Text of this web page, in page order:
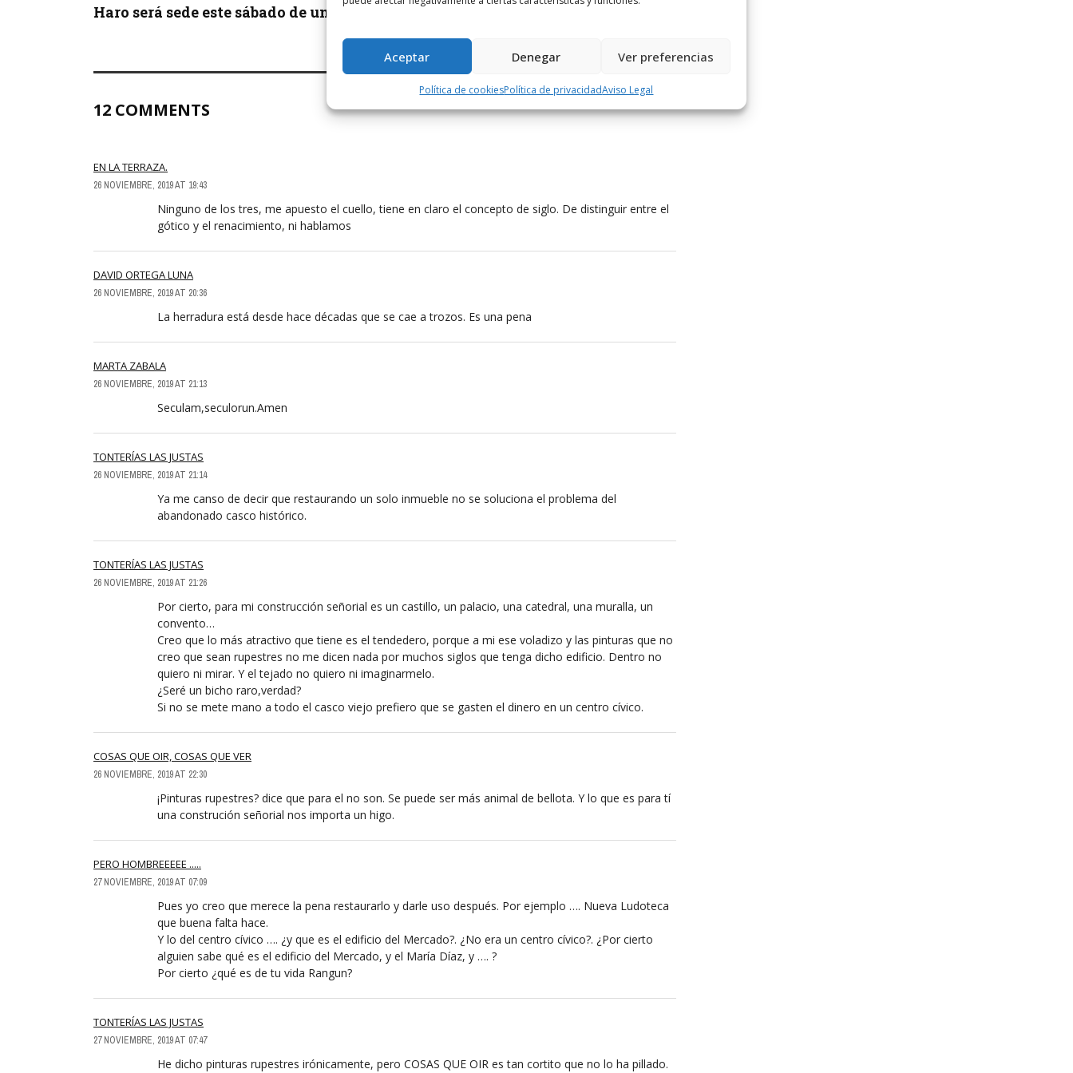
Aceptar Denegar Ver preferencias
Política de cookiesPolítica de privacidadAviso Legal
Haro será sede este sábado de un ... El IES Camino de Santiago de Santo ...
12 COMMENTS
EN LA TERRAZA.
26 NOVIEMBRE, 2019 AT 19:43
Ninguno de los tres, me apuesto el cuello, tiene en claro el concepto de siglo. De distinguir entre el
gótico y el renacimiento, ni hablamos
DAVID ORTEGA LUNA
26 NOVIEMBRE, 2019 AT 20:36
La herradura está desde hace décadas que se cae a trozos. Es una pena
MARTA ZABALA
26 NOVIEMBRE, 2019 AT 21:13
Seculam,seculorun.Amen
TONTERÍAS LAS JUSTAS
26 NOVIEMBRE, 2019 AT 21:14
Ya me canso de decir que restaurando un solo inmueble no se soluciona el problema del
abandonado casco histórico.
TONTERÍAS LAS JUSTAS
26 NOVIEMBRE, 2019 AT 21:26
Por cierto, para mi construcción señorial es un castillo, un palacio, una catedral, una muralla, un
convento…
Creo que lo más atractivo que tiene es el tendedero, porque a mi ese voladizo y las pinturas que no
creo que sean rupestres no me dicen nada por muchos siglos que tenga dicho edificio. Dentro no
quiero ni mirar. Y el tejado no quiero ni imaginarmelo.
¿Seré un bicho raro,verdad?
Si no se mete mano a todo el casco viejo prefiero que se gasten el dinero en un centro cívico.
COSAS QUE OIR, COSAS QUE VER
26 NOVIEMBRE, 2019 AT 22:30
¡Pinturas rupestres? dice que para el no son. Se puede ser más animal de bellota. Y lo que es para tí
una construción señorial nos importa un higo.
PERO HOMBREEEEE .....
27 NOVIEMBRE, 2019 AT 07:09
Pues yo creo que merece la pena restaurarlo y darle uso después. Por ejemplo …. Nueva Ludoteca
que buena falta hace.
Y lo del centro cívico …. ¿y que es el edificio del Mercado?. ¿No era un centro cívico?. ¿Por cierto
alguien sabe qué es el edificio del Mercado, y el María Díaz, y …. ?
Por cierto ¿qué es de tu vida Rangun?
TONTERÍAS LAS JUSTAS
27 NOVIEMBRE, 2019 AT 07:47
He dicho pinturas rupestres irónicamente, pero COSAS QUE OIR es tan cortito que no lo ha pillado.